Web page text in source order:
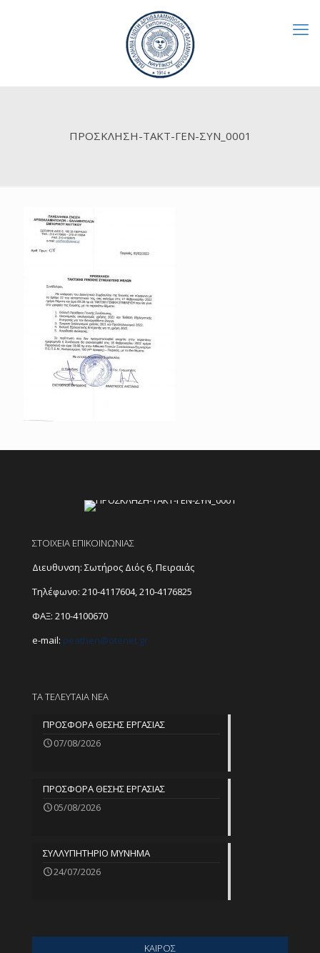
ΠΡΟΣΚΛΗΣΗ-ΤΑΚΤ-ΓΕΝ-ΣΥΝ_0001
ΣΤΟΙΧΕΙΑ ΕΠΙΚΟΙΝΩΝΙΑΣ
Διευθυνση: Σωτήρος Διός 6, Πειραιάς
Τηλέφωνο: 210-4117604,210-4176825
ΦΑΞ: 210-4100670
e-mail: peathen@otenet.gr
ΤΑ ΤΕΛΕΥΤΑΙΑ ΝΕΑ
ΠΡΟΣΦΟΡΑ ΘΕΣΗΣ ΕΡΓΑΣΙΑΣ
07/08/2026
ΠΡΟΣΦΟΡΑ ΘΕΣΗΣ ΕΡΓΑΣΙΑΣ
05/08/2026
ΣΥΛΛΥΠΗΤΗΡΙΟ ΜΥΝΗΜΑ
24/07/2026
ΚΑΙΡΟΣ